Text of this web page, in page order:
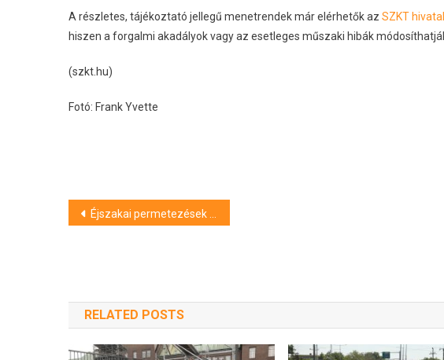
A részletes, tájékoztató jellegű menetrendek már elérhetők az SZKT
hiszen a forgalmi akadályok vagy az esetleges műszaki hibák
(szkt.hu)
Fotó: Frank Yvette
Bejegyzés
Éjszakai permetezések kezdődnek Szegeden: mutatjuk a menetrendet és az óvintézkedéseket
RELATED POSTS